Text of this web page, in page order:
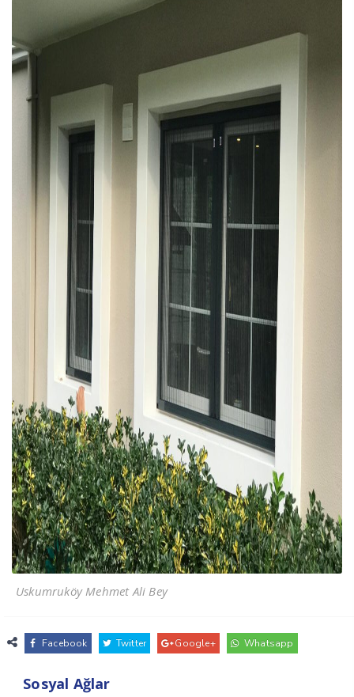
Uskumruköy Mehmet Ali Bey
Facebook Twitter Google+ Whatsapp
Sosyal Ağlar